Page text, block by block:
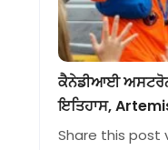
ਕੈਨੇਡੀਆਈ
ਇਤਿਹਾਸ,
Share this post